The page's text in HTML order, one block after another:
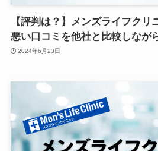
【評判は？】メンズライフクリ
悪い口コミを他社と比較しなが
2024年6月23日